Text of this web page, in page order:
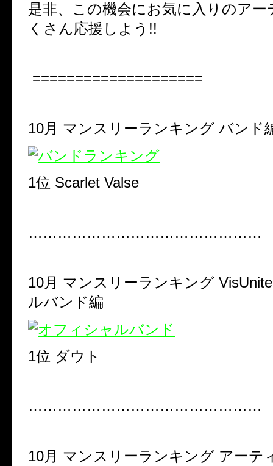
是非、この機会にお気に入りのア
くさん応援しよう!!
====================
10月 マンスリーランキング バンド
1位 Scarlet Valse
…………………………………………
10月 マンスリーランキング
ルバンド編
1位 ダウト
…………………………………………
10月 マンスリーランキング アーテ